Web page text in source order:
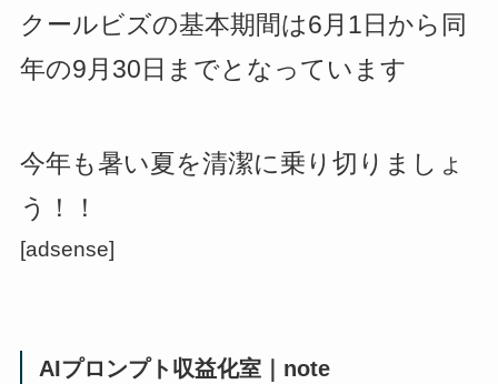
クールビズの基本期間は6月1日から同
年の9月30日までとなっています
今年も暑い夏を清潔に乗り切りましょ
う！！
[adsense]
AIプロンプト収益化室｜note